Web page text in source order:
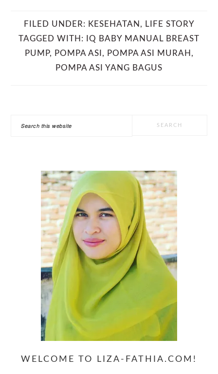
FILED UNDER: KESEHATAN , LIFE STORY
TAGGED WITH:
IQ BABY MANUAL BREAST
PUMP, POMPA ASI , POMPA ASI MURAH ,
POMPA ASI YANG BAGUS
Search
WELCOME TO LIZA-FATHIA.COM!